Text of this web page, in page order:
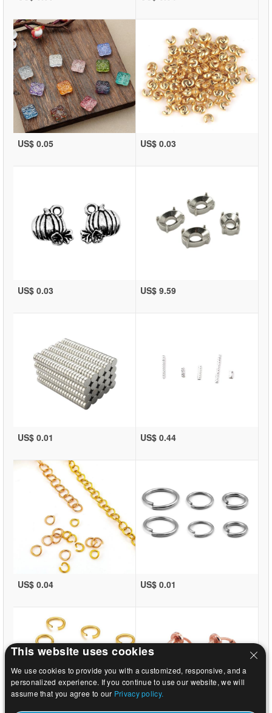
US$ 0.05 US$ 0.03
US$ 0.03 US$ 9.59
US$ 0.01 US$ 0.44
US$ 0.04 US$ 0.01
This website uses cookies
We use cookies to provide you with a customized, responsive, and a
personalized experience. If you continue to use our website, we will
assume that you agree to our Privacy policy.